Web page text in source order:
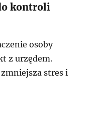
kontroli
osoby
z urzędem.
stres i